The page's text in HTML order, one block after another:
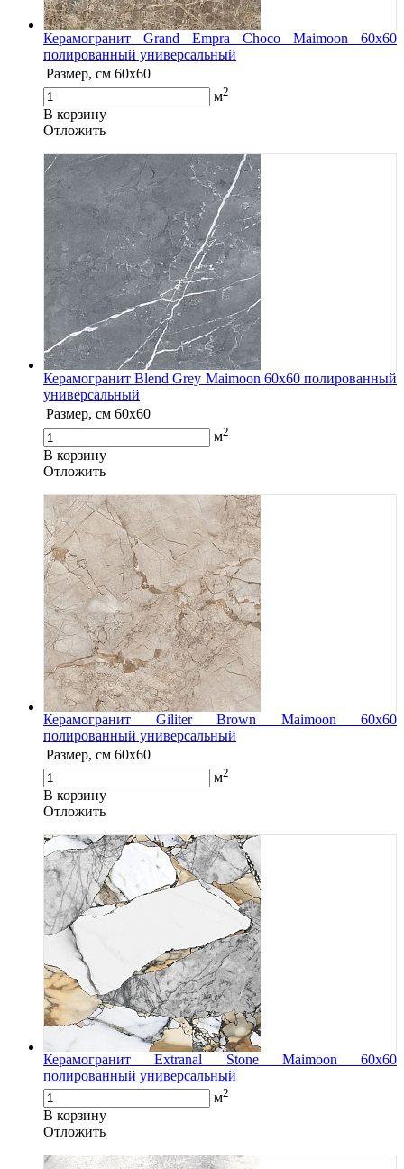
Керамогранит Grand Empra Choco Maimoon 60x60
полированный универсальный
Размер, см 60x60
м2
В корзину
Oтложить
Керамогранит Blend Grey Maimoon 60x60 полированный
универсальный
Размер, см 60x60
м2
В корзину
Oтложить
Керамогранит Giliter Brown Maimoon 60x60
полированный универсальный
Размер, см 60x60
м2
В корзину
Oтложить
Керамогранит Extranal Stone Maimoon 60x60
полированный универсальный
м2
В корзину
Oтложить